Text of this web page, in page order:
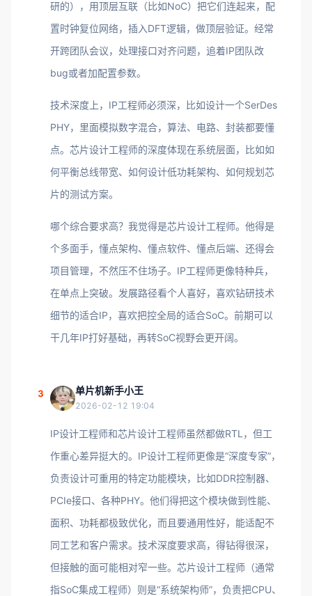
研的），用顶层互联（比如NoC）把它们连起来，配
置时钟复位网络，插入DFT逻辑，做顶层验证。经常
开跨团队会议，处理接口对齐问题，追着IP团队改
bug或者加配置参数。
技术深度上，IP工程师必须深，比如设计一个SerDes
PHY，里面模拟数字混合，算法、电路、封装都要懂
点。芯片设计工程师的深度体现在系统层面，比如如
何平衡总线带宽、如何设计低功耗架构、如何规划芯
片的测试方案。
哪个综合要求高？我觉得是芯片设计工程师。他得是
个多面手，懂点架构、懂点软件、懂点后端、还得会
项目管理，不然压不住场子。IP工程师更像特种兵，
在单点上突破。发展路径看个人喜好，喜欢钻研技术
细节的适合IP，喜欢把控全局的适合SoC。前期可以
干几年IP打好基础，再转SoC视野会更开阔。
3 单片机新手小王
2026-02-12 19:04
IP设计工程师和芯片设计工程师虽然都做RTL，但工
作重心差异挺大的。IP设计工程师更像是“深度专家”，
负责设计可重用的特定功能模块，比如DDR控制器、
PCIe接口、各种PHY。他们得把这个模块做到性能、
面积、功耗都极致优化，而且要通用性好，能适配不
同工艺和客户需求。技术深度要求高，得钻得很深，
但接触的面可能相对窄一些。芯片设计工程师（通常
指SoC集成工程师）则是“系统架构师”，负责把CPU、